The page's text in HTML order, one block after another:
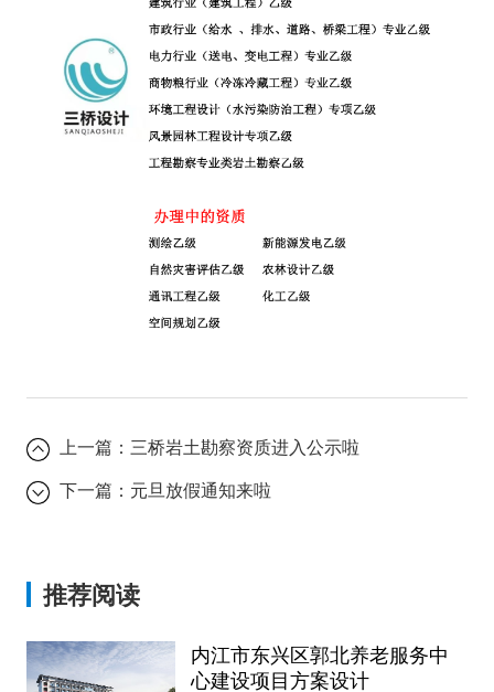
上一篇： 三桥岩土勘察资质进入公示啦
下一篇： 元旦放假通知来啦
推荐阅读
内江市东兴区郭北养老服务中
心建设项目方案设计